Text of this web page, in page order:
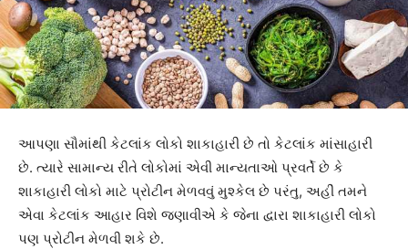
આપણા સૌમાંથી કેટલાંક લોકો શાકાહારી છે તો કેટલાંક માંસાહારી
છે. ત્યારે સામાન્ય રીતે લોકોમાં એવી માન્યતાઓ પ્રવર્તે છે કે
શાકાહારી લોકો માટે પ્રોટીન મેળવવું મુશ્કેલ છે પરંતુ, અહીં તમને
એવા કેટલાંક આહાર વિશે જણાવીએ કે જેના દ્વારા શાકાહારી લોકો
પણ પ્રોટીન મેળવી શકે છે.